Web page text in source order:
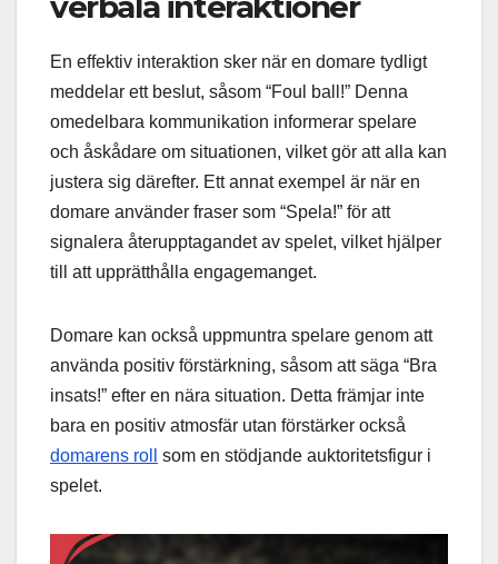
En effektiv interaktion sker när en domare tydligt
meddelar ett beslut, såsom “Foul ball!” Denna
omedelbara kommunikation informerar spelare
och åskådare om situationen, vilket gör att alla kan
justera sig därefter. Ett annat exempel är när en
domare använder fraser som “Spela!” för att
signalera återupptagandet av spelet, vilket hjälper
till att upprätthålla engagemanget.
Domare kan också uppmuntra spelare genom att
använda positiv förstärkning, såsom att säga “Bra
insats!” efter en nära situation. Detta främjar inte
bara en positiv atmosfär utan förstärker också
domarens roll
som en stödjande auktoritetsfigur i
spelet.